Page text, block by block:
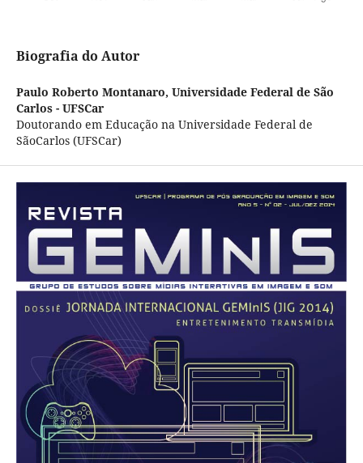
Biografia do Autor
Paulo Roberto Montanaro, Universidade Federal de São
Carlos - UFSCar
Doutorando em Educação na Universidade Federal de
SãoCarlos (UFSCar)